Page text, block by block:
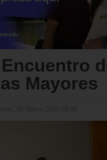
Mayores